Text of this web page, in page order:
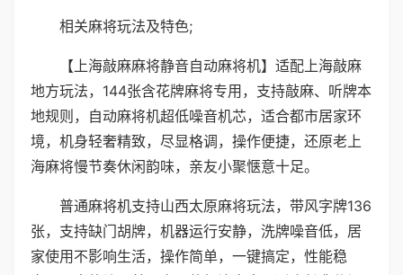
相关麻将玩法及特色;
【上海敲麻麻将静音自动麻将机】适配上海敲麻
地方玩法，144张含花牌麻将专用，支持敲麻、听牌本
地规则，自动麻将机超低噪音机芯，适合都市居家环
境，机身轻奢精致，尽显格调，操作便捷，还原老上
海麻将慢节奏休闲韵味，亲友小聚惬意十足。
普通麻将机支持山西太原麻将玩法，带风字牌136
张，支持缺门胡牌，机器运行安静，洗牌噪音低，居
家使用不影响生活，操作简单，一键搞定，性能稳